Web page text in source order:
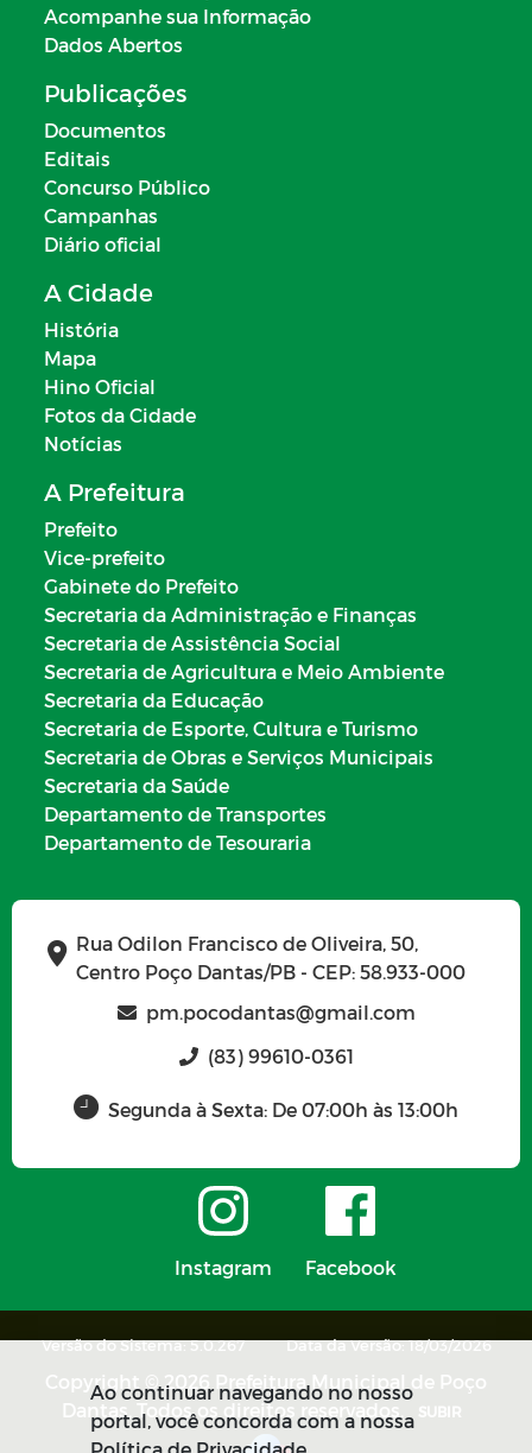
Acompanhe sua Informação
Dados Abertos
Publicações
Documentos
Editais
Concurso Público
Campanhas
Diário oficial
A Cidade
História
Mapa
Hino Oficial
Fotos da Cidade
Notícias
A Prefeitura
Prefeito
Vice-prefeito
Gabinete do Prefeito
Secretaria da Administração e Finanças
Secretaria de Assistência Social
Secretaria de Agricultura e Meio Ambiente
Secretaria da Educação
Secretaria de Esporte, Cultura e Turismo
Secretaria de Obras e Serviços Municipais
Secretaria da Saúde
Departamento de Transportes
Departamento de Tesouraria
Rua Odilon Francisco de Oliveira, 50,
Centro Poço Dantas/PB - CEP: 58.933-000
pm.pocodantas@gmail.com
(83) 99610-0361
Segunda à Sexta: De 07:00h às 13:00h
Instagram Facebook
Versão do Sistema: 5.0.267 Data da Versão: 18/03/2026
Copyright © 2026 Prefeitura Municipal de Poço
Dantas. Todos os direitos reservados.
SUBIR
Ao continuar navegando no nosso
portal, você concorda com a nossa